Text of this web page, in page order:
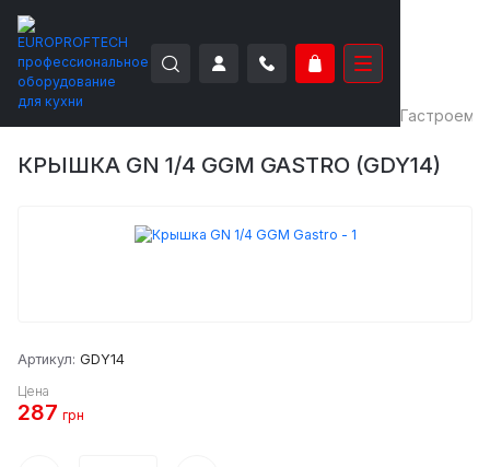
EUROPROFTECH
КРЫШКА GN 1/4 GGM GASTRO (GDY14)
Артикул: GDY14
Цена
287 грн